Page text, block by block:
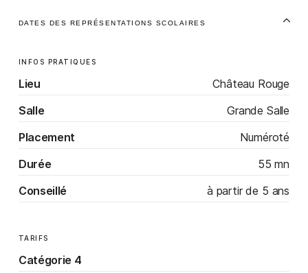
DATES DES REPRÉSENTATIONS SCOLAIRES
INFOS PRATIQUES
Lieu
Château Rouge
Salle
Grande Salle
Placement
Numéroté
Durée
55 mn
Conseillé
à partir de 5 ans
TARIFS
Catégorie 4